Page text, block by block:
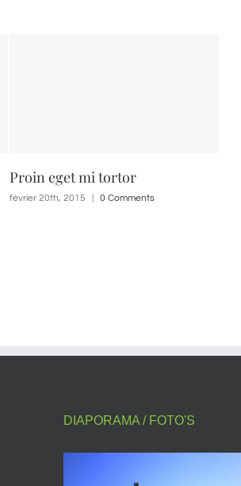
Proin eget mi tortor
février 20th, 2015 0 Comments
DIAPORAMA / FOTO'S